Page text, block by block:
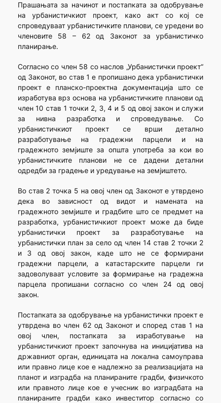
Прашањата за начинот и постапката за одобрување
на урбанистичкиот проект, како акт со кој се
спроведуваат урбанистичките планови, се уредени во
членовите 58 – 62 од Законот за урбанистичко
планирање.
Согласно со член 58 со наслов „Урбанистички проект“
од Законот, во став 1 е пропишано дека урбанистички
проект е планско-проектна документација што се
изработува врз основа на урбанистичките планови од
член 10 став 1 точки 2, 3, 4 и 5 од овој закон и служи
за нивна разработка и спроведување. Со
урбанистичкиот проект се врши детално
разработување на градежни парцели и на
градежното земјиште за општа употреба за кои во
урбанистичките планови не се дадени детални
одредби за градење и уредување на земјиштето.
Во став 2 точка 5 на овој член од Законот е утврдено
дека во зависност од видот и намената на
градежното земјиште и градбите што се предмет на
разработка, урбанистичкиот проект може да биде
урбанистички проект за разработување на
урбанистички план за село од член 14 став 2 точки 2
и 3 од овој закон, каде што не се формирани
градежни парцели, а катастарските парцели ги
задоволуваат условите за формирање на градежна
парцела пропишани согласно со член 24 од овој
закон.
Постапката за одобрување на урбанистички проект е
утврдена во член 62 од Законот и според став 1 на
овој член, постапката за изработување на
урбанистичкиот проект започнува на иницијатива на
државниот орган, единицата на локална самоуправа
или правно лице кое е надлежно за реализацијата на
планот и изградба на планираните градби, физичкото
или правното лице кое е учесник во изградбата на
планираните градби како инвеститор согласно со